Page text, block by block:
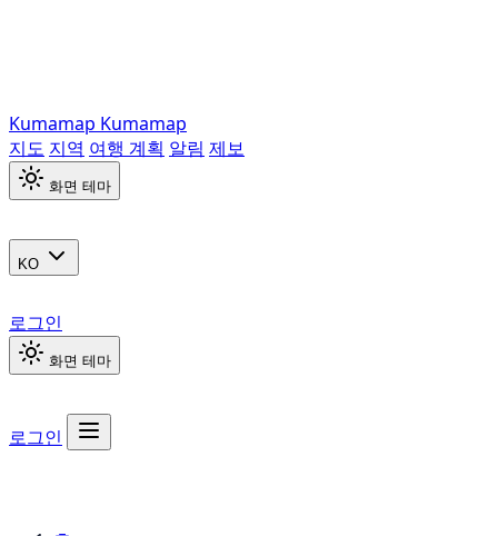
Kumamap Kumamap
지도 지역 여행 계획 알림 제보
화면 테마
KO
로그인
화면 테마
로그인